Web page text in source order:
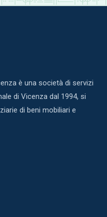
è una società di servizi
di Vicenza dal 1994, si
di beni mobiliari e